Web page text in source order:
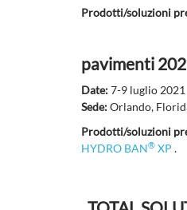
Prodotti/soluzioni
pavimenti
Date:7-9 luglio 2021
Sede:Orlando,
Prodotti/soluzioni
HYDRO BAN® XP .